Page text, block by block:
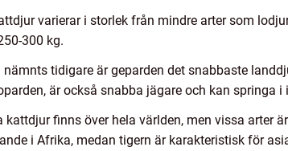
varierar i storlek från mindre arter som
300 kg.
nämnts tidigare är geparden det snabbaste
är också snabba jägare och kan springa
kattdjur finns över hela världen, men vissa arter
i Afrika, medan tigern är karakteristisk för